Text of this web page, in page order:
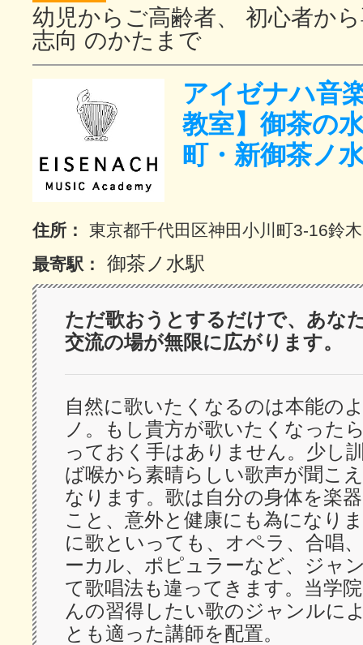
グッドスク
掲載のお問
サイトマッ
幼児からご高齢者、 初心者か
志向 のかたまで
アイゼナハ音
教室】御茶の
町・新御茶ノ
住所：
東京都千代田区神田小川町3-16鈴
最寄駅：
御茶ノ水駅
ただ歌おうとするだけで、あな
交流の場が無限に広がります。
自然に歌いたくなるのは本能の
ノ。もし貴方が歌いたくなった
っておく手はありません。少し
ば喉から素晴らしい歌声が聞こ
なります。歌は自分の身体を楽
こと、意外と健康にも為になり
に歌といっても、オペラ、合唱
ーカル、ポピュラーなど、ジャ
て歌唱法も違ってきます。当学
んの習得したい歌のジャンルに
とも適った講師を配置。